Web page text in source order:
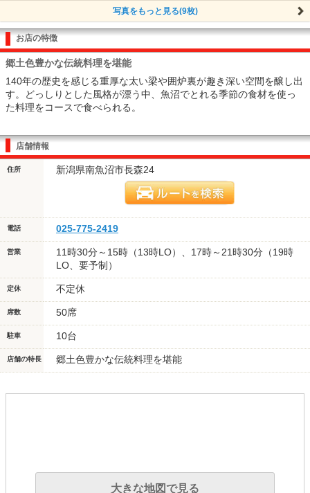
写真をもっと見る(9枚)
お店の特徴
郷土色豊かな伝統料理を堪能
140年の歴史を感じる重厚な太い梁や囲炉裏が趣き深い空間を醸し出
す。どっしりとした風格が漂う中、魚沼でとれる季節の食材を使っ
た料理をコースで食べられる。
店舗情報
住所 新潟県南魚沼市長森24
電話 025-775-2419
営業
11時30分～15時（13時LO）、17時～21時30分（19時
LO、要予制）
定休 不定休
席数 50席
駐車 10台
店舗の特長 郷土色豊かな伝統料理を堪能
大きな地図で見る